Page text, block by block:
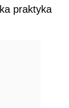
praktyka